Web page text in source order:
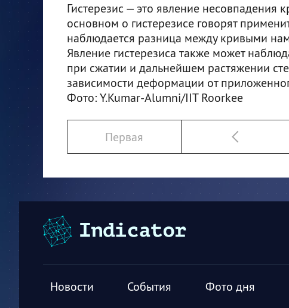
Гистерезис — это явление несовпадения
основном о гистерезисе говорят
наблюдается разница между кривыми
Явление гистерезиса также может
при сжатии и дальнейшем растяжении
зависимости деформации от
Фото: Y.Kumar-Alumni/IIT Roorkee
Первая
Новости События Фото дня